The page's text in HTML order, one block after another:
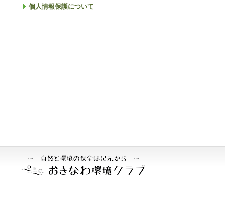
個人情報保護について